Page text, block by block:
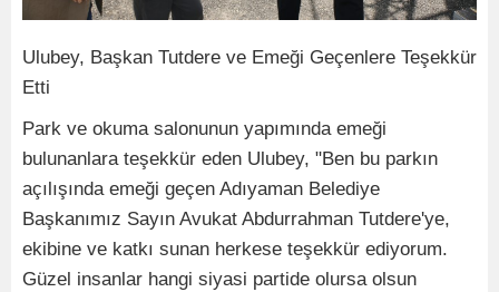
Ulubey, Başkan Tutdere ve Emeği Geçenlere Teşekkür
Etti
Park ve okuma salonunun yapımında emeği
bulunanlara teşekkür eden Ulubey, "Ben bu parkın
açılışında emeği geçen Adıyaman Belediye
Başkanımız Sayın Avukat Abdurrahman Tutdere'ye,
ekibine ve katkı sunan herkese teşekkür ediyorum.
Güzel insanlar hangi siyasi partide olursa olsun